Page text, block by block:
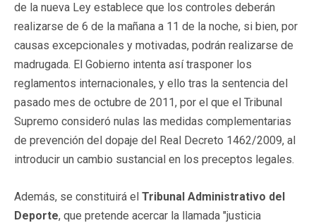
de la nueva Ley establece que los controles deberán
realizarse de 6 de la mañana a 11 de la noche, si bien, por
causas excepcionales y motivadas, podrán realizarse de
madrugada. El Gobierno intenta así trasponer los
reglamentos internacionales, y ello tras la sentencia del
pasado mes de octubre de 2011, por el que el Tribunal
Supremo consideró nulas las medidas complementarias
de prevención del dopaje del Real Decreto 1462/2009, al
introducir un cambio sustancial en los preceptos legales.
Además, se constituirá el Tribunal Administrativo del
Deporte, que pretende acercar la llamada "justicia